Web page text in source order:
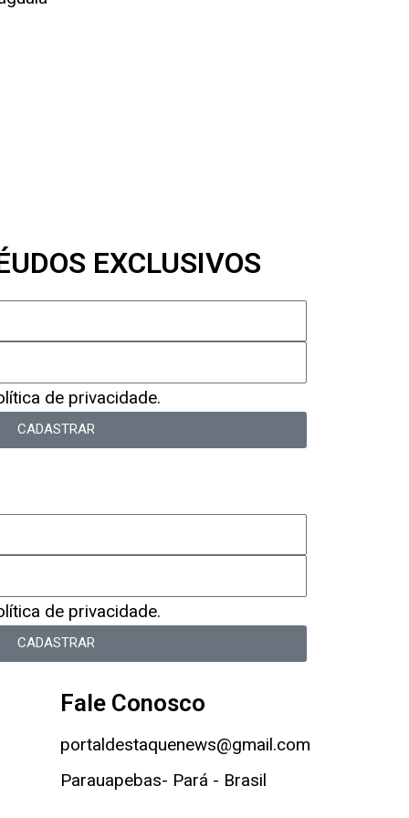
EXCLUSIVOS
de privacidade.
CADASTRAR
de privacidade.
CADASTRAR
Fale Conosco
portaldestaquenews@gmail.com
Parauapebas- Pará - Brasil